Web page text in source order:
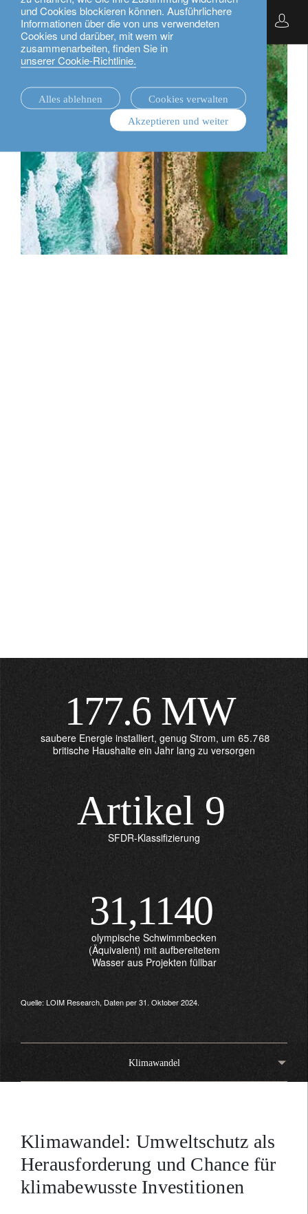
und Cookies blockieren können. Ausführlichere
Informationen über die von uns verwendeten
Cookies und darüber, mit wem wir
zusammenarbeiten, finden Sie in
unserer Cookie-Richtlinie.
Alles ablehnen
Cookies verwalten
Akzeptieren und weiter
Deutsch
177.6MW
saubere Energie installiert, genug Strom, um 65.768
britische Haushalte ein Jahr lang zu versorgen
Artikel 9
SFDR-Klassifizierung
31,1140
olympische Schwimmbecken
(Äquivalent) mit aufbereitetem
Wasser aus Projekten füllbar
Quelle: LOIM Research, Daten per 31. Oktober 2024.
Klimawandel
Klimawandel: Umweltschutz als
Herausforderung und Chance für
klimabewusste Investitionen